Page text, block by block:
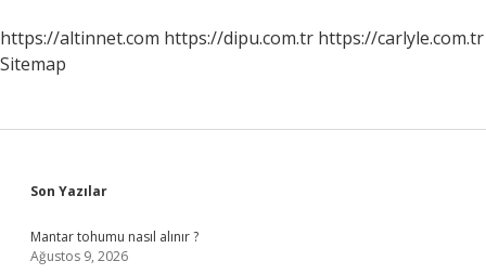
https://altinnet.com https://dipu.com.tr https://carlyle.com.tr
Sitemap
Sidebar
Son Yazılar
Mantar tohumu nasıl alınır ?
Ağustos 9, 2026